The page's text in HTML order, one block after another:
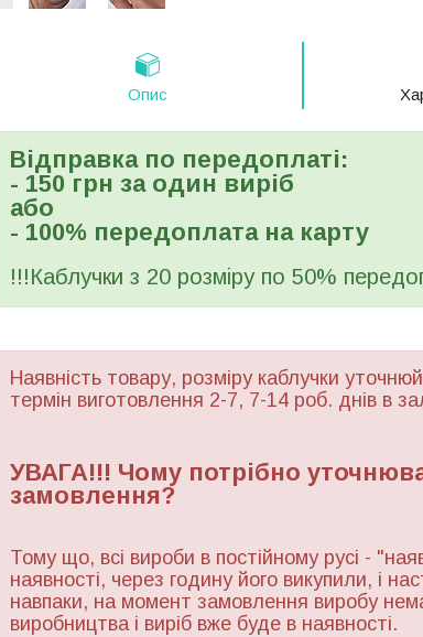
Опис
Відправка по передоплаті:
- 150 грн за один виріб
або
- 100% передоплата на карту
!!!Каблучки з 20 розміру по 50%
Наявність товару, розміру каблучки
термін виготовлення 2-7, 7-14 роб. днів в
УВАГА!!! Чому потрібно
замовлення?
Тому що, всі вироби в постійному русі -
наявності, через годину його викупили, і
навпаки, на момент замовлення виробу
виробництва і виріб вже буде в наявності.